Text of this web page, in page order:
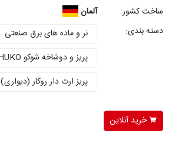
ساخت کشور:
آلمان
دسته بندی:
نر و ماده های برق صنعتی
پریز و دوشاخه شوکو SCHUKO
پریز ارت دار روکار (دیواری)
خرید آنلاین